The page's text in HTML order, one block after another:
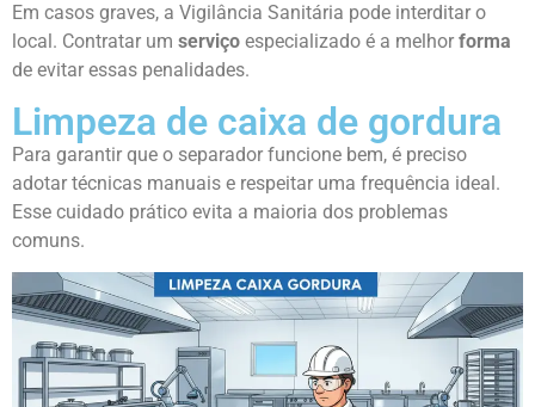
Em casos graves, a Vigilância Sanitária pode interditar o
local. Contratar um serviço especializado é a melhor forma
de evitar essas penalidades.
Limpeza de caixa de gordura
Para garantir que o separador funcione bem, é preciso
adotar técnicas manuais e respeitar uma frequência ideal.
Esse cuidado prático evita a maioria dos problemas
comuns.